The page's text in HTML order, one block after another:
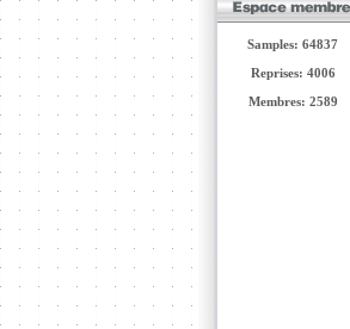
Samples: 64837
Reprises: 4006
Membres: 2589